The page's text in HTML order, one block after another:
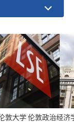
敦大学 伦敦政治经济